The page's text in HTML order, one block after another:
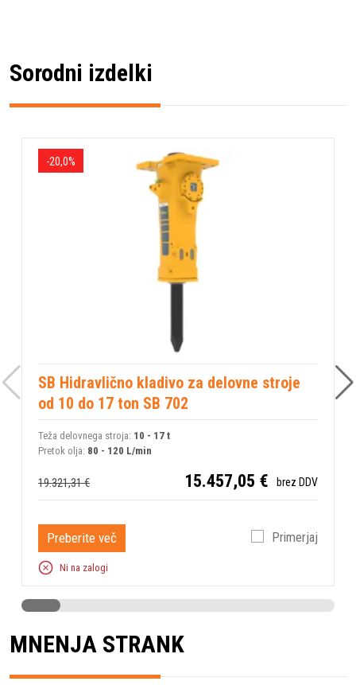
Sorodni izdelki
-20,0%
SB Hidravlično kladivo za delovne stroje
od 10 do 17 ton SB 702
Teža delovnega stroja: 10 - 17 t
Pretok olja: 80 - 120 L/min
19.321,31 € 15.457,05 € brez DDV
Preberite več Primerjaj
Ni na zalogi
MNENJA STRANK